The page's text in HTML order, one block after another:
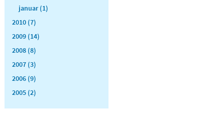
januar (1)
2010 (7)
2009 (14)
2008 (8)
2007 (3)
2006 (9)
2005 (2)